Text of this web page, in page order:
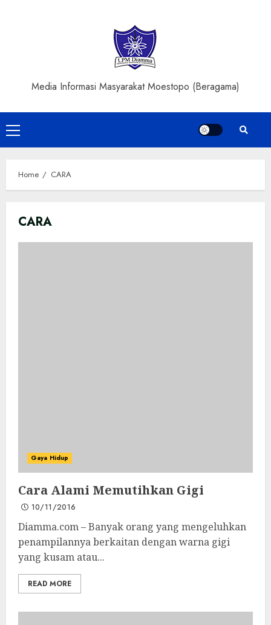
Media Informasi Masyarakat Moestopo (Beragama)
Primary
Menu
Home CARA
CARA
Gaya Hidup
Cara Alami Memutihkan Gigi
10/11/2016
Diamma.com – Banyak orang yang mengeluhkan
penampilannya berkaitan dengan warna gigi
yang kusam atau...
READ MORE